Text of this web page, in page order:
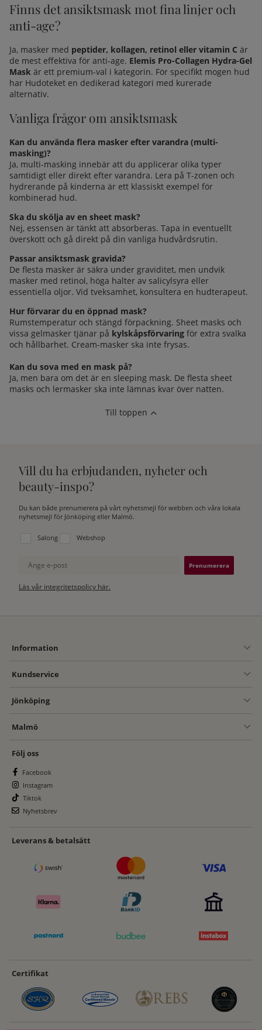
Finns det ansiktsmask mot fina linjer och
anti-age?
Ja, masker med peptider, kollagen, retinol eller vitamin C är
de mest effektiva för anti-age. Elemis Pro-Collagen Hydra-Gel
Mask är ett premium-val i kategorin. För specifikt mogen hud
har Hudoteket en dedikerad kategori med kurerade
alternativ.
Vanliga frågor om ansiktsmask
Kan du använda flera masker efter varandra (multi-
masking)?
Ja, multi-masking innebär att du applicerar olika typer
samtidigt eller direkt efter varandra. Lera på T-zonen och
hydrerande på kinderna är ett klassiskt exempel för
kombinerad hud.
Ska du skölja av en sheet mask?
Nej, essensen är tänkt att absorberas. Tapa in eventuellt
överskott och gå direkt på din vanliga hudvårdsrutin.
Passar ansiktsmask gravida?
De flesta masker är säkra under graviditet, men undvik
masker med retinol, höga halter av salicylsyra eller
essentiella oljor. Vid tveksamhet, konsultera en hudterapeut.
Hur förvarar du en öppnad mask?
Rumstemperatur och stängd förpackning. Sheet masks och
vissa gelmasker tjänar på kylskåpsförvaring för extra svalka
och hållbarhet. Cream-masker ska inte frysas.
Kan du sova med en mask på?
Ja, men bara om det är en sleeping mask. De flesta sheet
masks och lermasker ska inte lämnas kvar över natten.
Till toppen
Vill du ha erbjudanden, nyheter och
beauty-inspo?
Du kan både prenumerera på vårt nyhetsmejl för webben och våra lokala
nyhetsmejl för Jönköping eller Malmö.
Välj vilken lista du vill prenumerera på:
Salong Webshop
Ange e-post
Läs vår integritetspolicy här.
Information
Kundservice
Jönköping
Malmö
Följ oss
Facebook
Instagram
Tiktok
Nyhetsbrev
Leverans & betalsätt
Certifikat